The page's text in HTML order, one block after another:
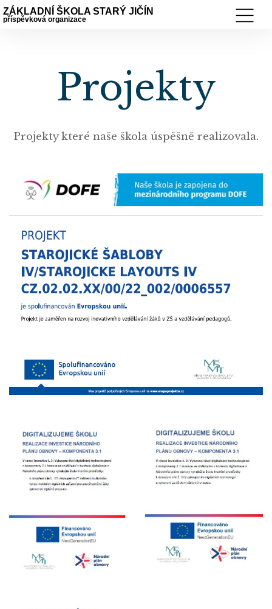
ZÁKLADNÍ ŠKOLA STARÝ JIČÍN
příspěvková organizace
Projekty
Projekty které naše škola úspěšně realizovala.